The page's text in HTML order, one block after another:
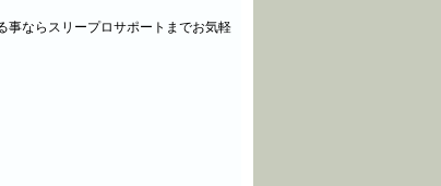
ならスリープロサポートまでお気軽